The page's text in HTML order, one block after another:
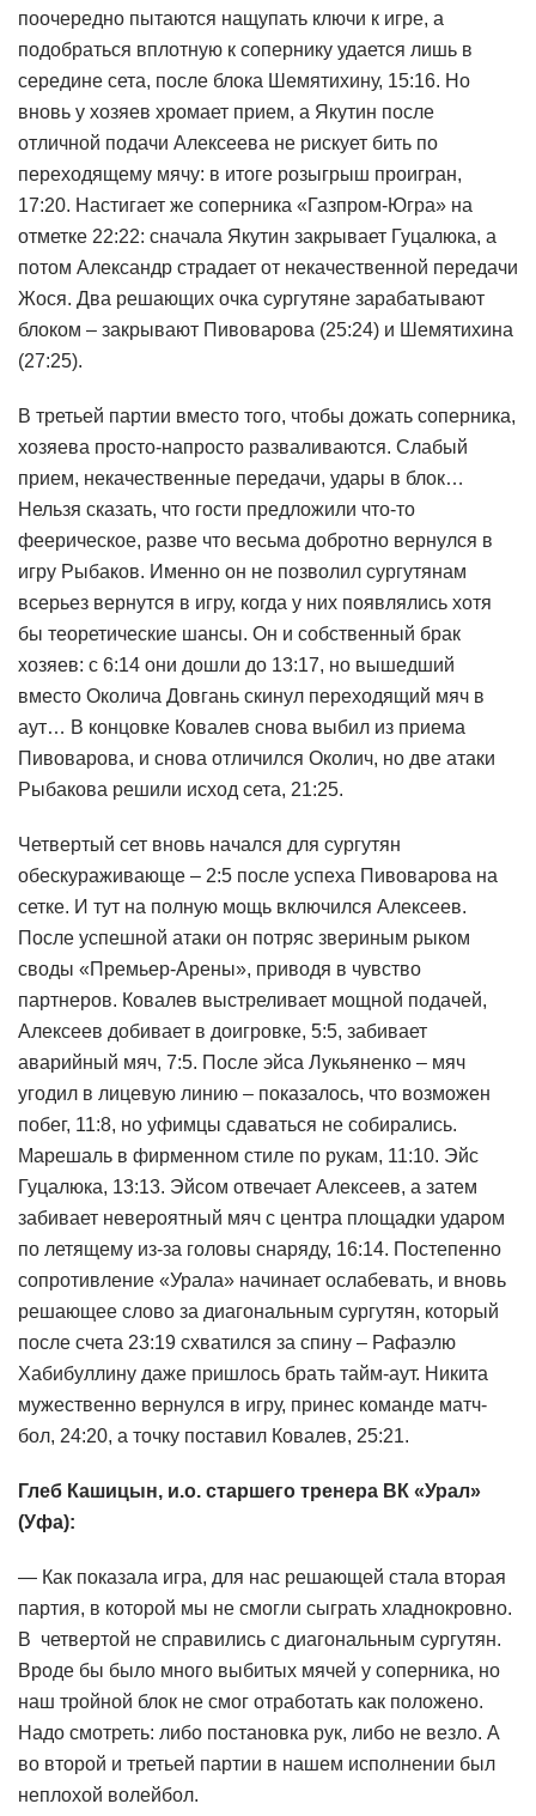
поочередно пытаются нащупать ключи к игре, а
подобраться вплотную к сопернику удается лишь в
середине сета, после блока Шемятихину, 15:16. Но
вновь у хозяев хромает прием, а Якутин после
отличной подачи Алексеева не рискует бить по
переходящему мячу: в итоге розыгрыш проигран,
17:20. Настигает же соперника «Газпром-Югра» на
отметке 22:22: сначала Якутин закрывает Гуцалюка, а
потом Александр страдает от некачественной передачи
Жося. Два решающих очка сургутяне зарабатывают
блоком – закрывают Пивоварова (25:24) и Шемятихина
(27:25).
В третьей партии вместо того, чтобы дожать соперника,
хозяева просто-напросто разваливаются. Слабый
прием, некачественные передачи, удары в блок…
Нельзя сказать, что гости предложили что-то
феерическое, разве что весьма добротно вернулся в
игру Рыбаков. Именно он не позволил сургутянам
всерьез вернутся в игру, когда у них появлялись хотя
бы теоретические шансы. Он и собственный брак
хозяев: с 6:14 они дошли до 13:17, но вышедший
вместо Околича Довгань скинул переходящий мяч в
аут… В концовке Ковалев снова выбил из приема
Пивоварова, и снова отличился Околич, но две атаки
Рыбакова решили исход сета, 21:25.
Четвертый сет вновь начался для сургутян
обескураживающе – 2:5 после успеха Пивоварова на
сетке. И тут на полную мощь включился Алексеев.
После успешной атаки он потряс звериным рыком
своды «Премьер-Арены», приводя в чувство
партнеров. Ковалев выстреливает мощной подачей,
Алексеев добивает в доигровке, 5:5, забивает
аварийный мяч, 7:5. После эйса Лукьяненко – мяч
угодил в лицевую линию – показалось, что возможен
побег, 11:8, но уфимцы сдаваться не собирались.
Марешаль в фирменном стиле по рукам, 11:10. Эйс
Гуцалюка, 13:13. Эйсом отвечает Алексеев, а затем
забивает невероятный мяч с центра площадки ударом
по летящему из-за головы снаряду, 16:14. Постепенно
сопротивление «Урала» начинает ослабевать, и вновь
решающее слово за диагональным сургутян, который
после счета 23:19 схватился за спину – Рафаэлю
Хабибуллину даже пришлось брать тайм-аут. Никита
мужественно вернулся в игру, принес команде матч-
бол, 24:20, а точку поставил Ковалев, 25:21.
Глеб Кашицын, и.о. старшего тренера ВК «Урал»
(Уфа):
— Как показала игра, для нас решающей стала вторая
партия, в которой мы не смогли сыграть хладнокровно.
В четвертой не справились с диагональным сургутян.
Вроде бы было много выбитых мячей у соперника, но
наш тройной блок не смог отработать как положено.
Надо смотреть: либо постановка рук, либо не везло. А
во второй и третьей партии в нашем исполнении был
неплохой волейбол.